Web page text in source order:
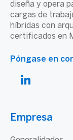
diseña y opera
cargas de
híbridas con
certificados en
Póngase en
Empresa